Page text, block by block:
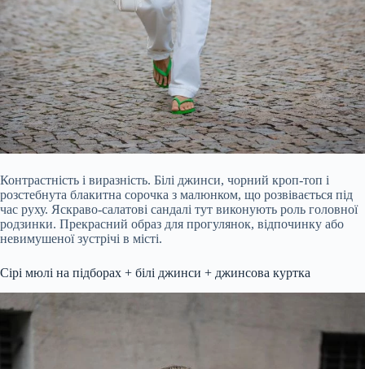
Контрастність і виразність. Білі джинси, чорний кроп-топ і
розстебнута блакитна сорочка з малюнком, що розвівається під
час руху. Яскраво-салатові сандалі тут виконують роль головної
родзинки. Прекрасний образ для прогулянок, відпочинку або
невимушеної зустрічі в місті.
Сірі мюлі на підборах + білі джинси + джинсова куртка